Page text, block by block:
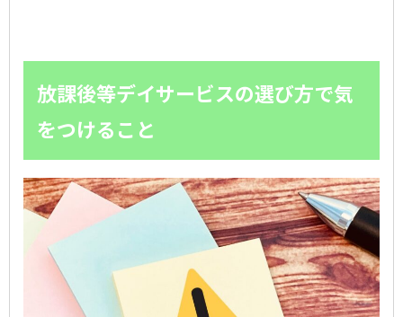
放課後等デイサービスの選び方で気
をつけること